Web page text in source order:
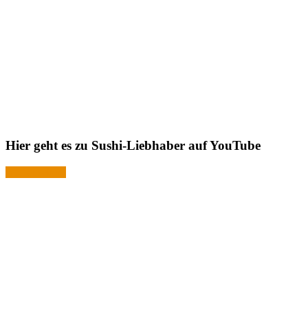
Hier geht es zu Sushi-Liebhaber auf YouTube